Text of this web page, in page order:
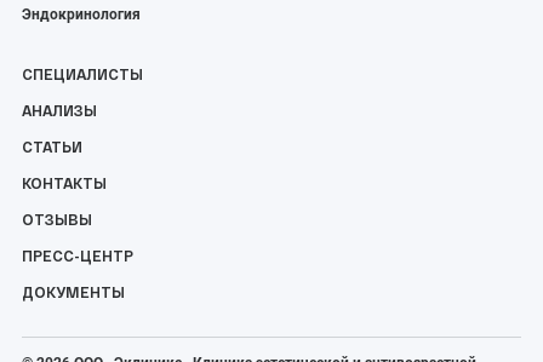
Эндокринология
СПЕЦИАЛИСТЫ
АНАЛИЗЫ
СТАТЬИ
КОНТАКТЫ
ОТЗЫВЫ
ПРЕСС-ЦЕНТР
ДОКУМЕНТЫ